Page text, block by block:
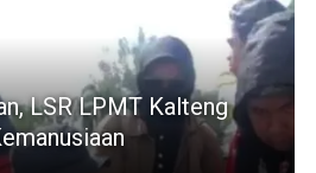
LSR LPMT Kalteng